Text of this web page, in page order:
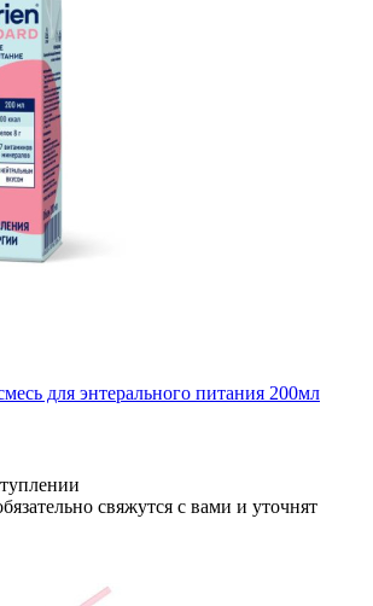
для энтерального питания 200мл
свяжутся с вами и уточнят